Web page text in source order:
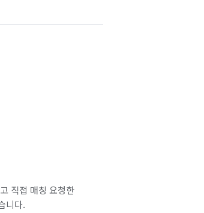
직접 매칭 요청한
니다.